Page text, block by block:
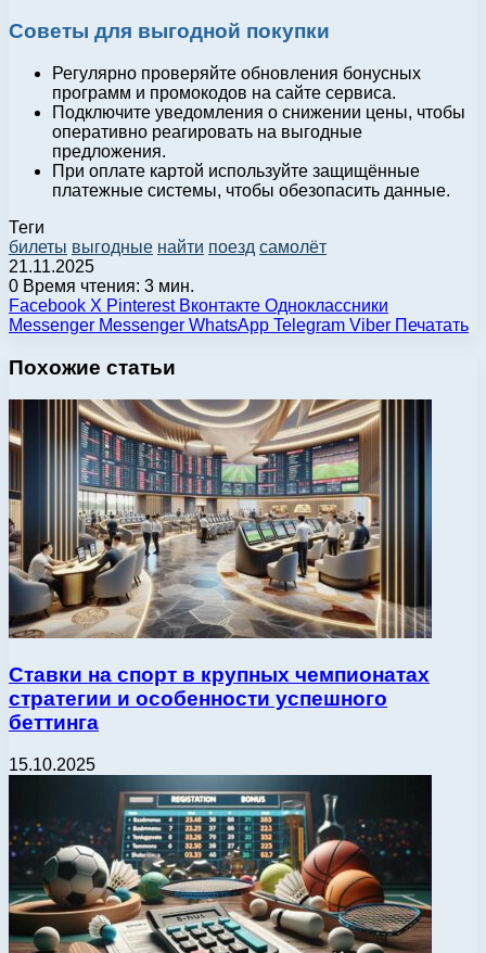
Советы для выгодной покупки
Регулярно проверяйте обновления бонусных
программ и промокодов на сайте сервиса.
Подключите уведомления о снижении цены, чтобы
оперативно реагировать на выгодные
предложения.
При оплате картой используйте защищённые
платежные системы, чтобы обезопасить данные.
Теги
билеты выгодные найти поезд самолёт
21.11.2025
0 Время чтения: 3 мин.
Facebook X Pinterest Вконтакте Одноклассники
Messenger Messenger WhatsApp Telegram Viber Печатать
Похожие статьи
Ставки на спорт в крупных чемпионатах
стратегии и особенности успешного
беттинга
15.10.2025